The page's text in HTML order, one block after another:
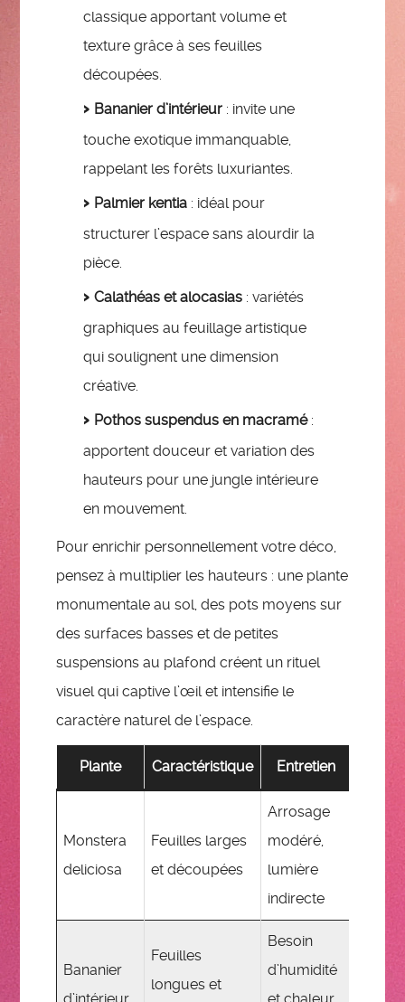
classique apportant volume et
texture grâce à ses feuilles
découpées.
Bananier d’intérieur : invite une
touche exotique immanquable,
rappelant les forêts luxuriantes.
Palmier kentia : idéal pour
structurer l’espace sans alourdir la
pièce.
Calathéas et alocasias : variétés
graphiques au feuillage artistique
qui soulignent une dimension
créative.
Pothos suspendus en macramé:
apportent douceur et variation des
hauteurs pour une jungle intérieure
en mouvement.
Pour enrichir personnellement votre déco,
pensez à multiplier les hauteurs : une plante
monumentale au sol, des pots moyens sur
des surfaces basses et de petites
suspensions au plafond créent un rituel
visuel qui captive l’œil et intensifie le
caractère naturel de l’espace.
Plante Caractéristique Entretien
Monstera
deliciosa
Feuilles larges
et découpées
Arrosage
modéré,
lumière
indirecte
Bananier
Feuilles
longues et
Besoin
d’humidité